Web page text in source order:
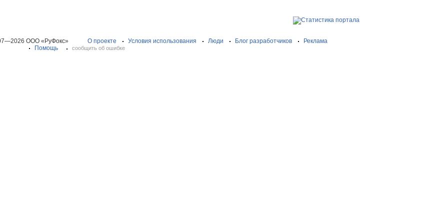
ООО «РуФокс» О проекте Условия использования Люди Блог разработчиков
Реклама
Помощь
сообщить об ошибке